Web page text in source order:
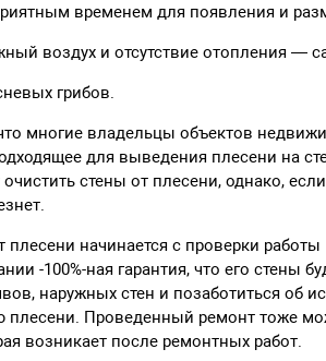
временем для появления и
воздух и отсутствие отопления —
грибов.
многие владельцы объектов
для выведения плесени на
стены от плесени, однако,
плесени начинается с проверки
-100%-ная гарантия, что его
наружных стен и позаботиться об
плесени. Проведенный ремонт тоже
возникает после ремонтных работ.